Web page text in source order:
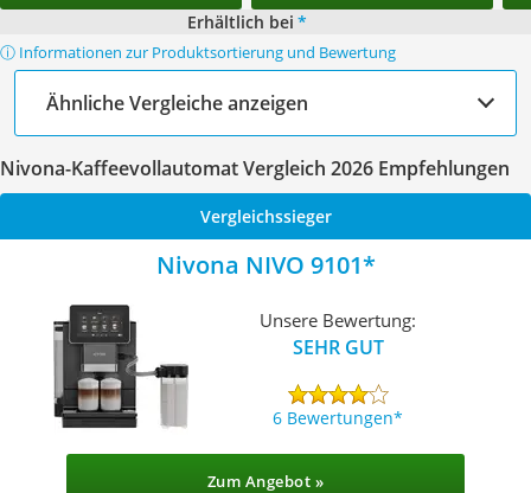
Erhältlich bei *
ⓘ Informationen zur Produktsortierung und Bewertung
Ähnliche Vergleiche anzeigen
Nivona-Kaffeevollautomat Vergleich 2026 Empfehlungen
Vergleichssieger
Nivona NIVO 9101
Unsere Bewertung:
SEHR GUT
6 Bewertungen
Zum Angebot »